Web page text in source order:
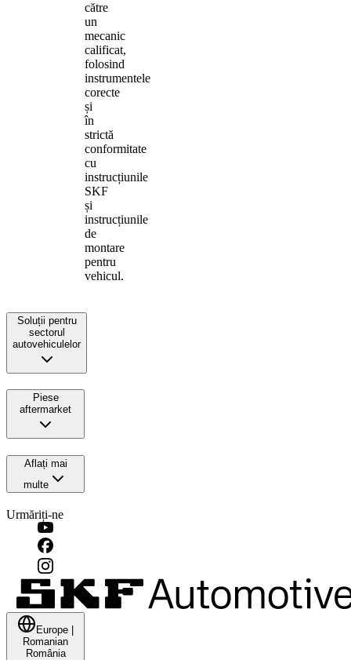
către
un
mecanic
calificat,
folosind
instrumentele
corecte
și
în
strictă
conformitate
cu
instrucțiunile
SKF
și
instrucțiunile
de
montare
pentru
vehicul.
Soluții pentru
sectorul
autovehiculelor
Piese
aftermarket
Aflați mai
multe
Urmăriți-ne
Europe
Romanian
România